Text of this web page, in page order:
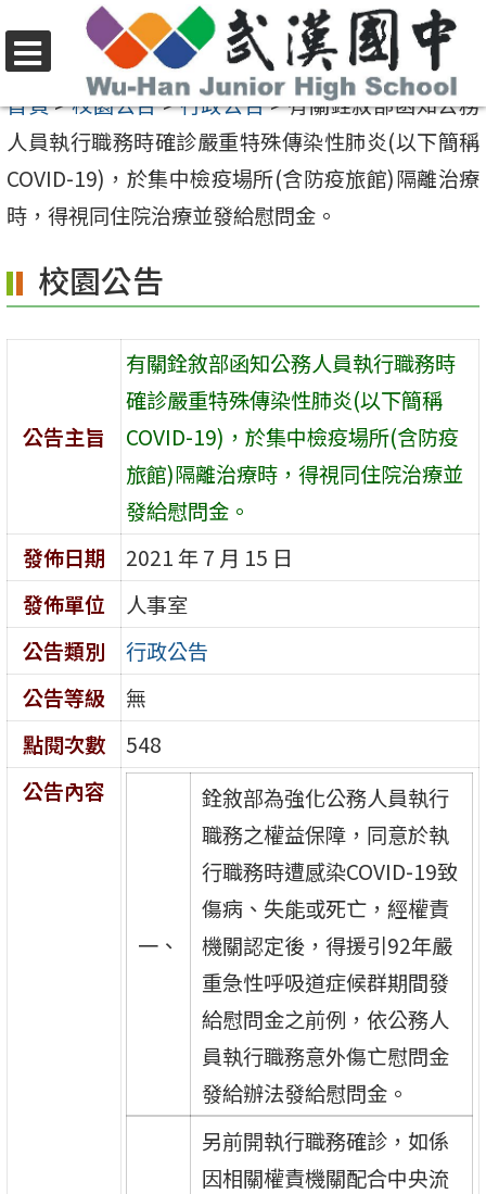
至
要
內
容
選
單
首頁>校園公告>行政公告>有關銓敘部函知公務
人員執行職務時確診嚴重特殊傳染性肺炎(以下簡稱
COVID-19)，於集中檢疫場所(含防疫旅館)隔離治療
時，得視同住院治療並發給慰問金。
校園公告
公告主旨
有關銓敘部函知公務人員執行職務時
確診嚴重特殊傳染性肺炎(以下簡稱
COVID-19)，於集中檢疫場所(含防疫
旅館)隔離治療時，得視同住院治療並
發給慰問金。
發佈日期
2021 年 7 月 15 日
發佈單位
人事室
公告類別
行政公告
公告等級
無
點閱次數
548
公告內容
一、
銓敘部為強化公務人員執行
職務之權益保障，同意於執
行職務時遭感染COVID-19致
傷病、失能或死亡，經權責
機關認定後，得援引92年嚴
重急性呼吸道症候群期間發
給慰問金之前例，依公務人
員執行職務意外傷亡慰問金
發給辦法發給慰問金。
另前開執行職務確診，如係
因相關權責機關配合中央流